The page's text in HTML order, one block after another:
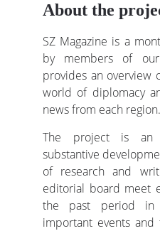
About the
SZ Magazine is a
by members of
provides an overview
world of diplomacy
news from each region.
The project is an
substantive
of research and
editorial board meet
the past period
important events